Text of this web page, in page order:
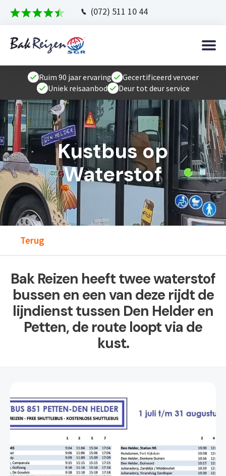
(072) 511 10 44
Ruim 90 jaar ervaring
Gecertificeerd vervoer
Uniek reisaanbod
Deur tot deur service
Kustbus op
Waterstof
Terug
Bak Reizen heeft twee waterstof
bussen en een van deze rijdt de
lijndienst tussen Den Helder en
Petten, de route loopt via de
kust.